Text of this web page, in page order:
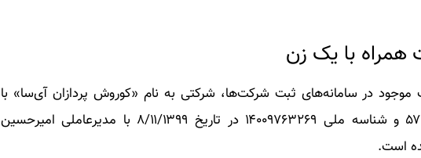
همراه با یک زن
موجود در سامانه‌های ثبت شرکت‌ها، شرکتی به نام «کوروش پردازان آی‌سا» با
مسئولیت محدود به شماره ثبت ۵۷۲۲۱۰ و شناسه ملی ۱۴۰۰۹۷۶۳۲۶۹ در تاریخ ۸/۱۱/۱۳۹۹ با مدیرعاملی امیرحسین
است.